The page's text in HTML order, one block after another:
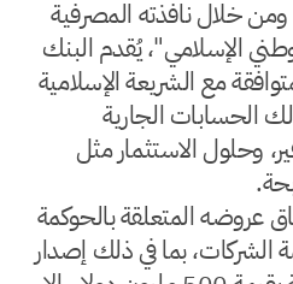
خلال نافذته المصرفية
الإسلامي"، يُقدم البنك
مع الشريعة الإسلامية
الحسابات الجارية
وحلول الاستثمار مثل
عروضه المتعلقة بالحوكمة
الشركات، بما في ذلك إصدار